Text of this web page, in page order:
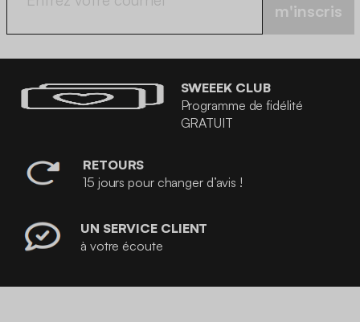
m'inscris
SWEEEK CLUB
Programme de fidélité
GRATUIT
RETOURS
15 jours pour changer d’avis !
UN SERVICE CLIENT
à votre écoute